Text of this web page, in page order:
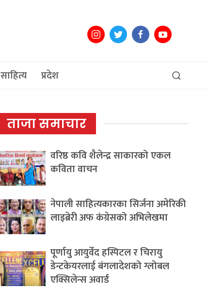
साहित्य प्रदेश
ताजा समाचार
वरिष्ठ कवि शैलेन्द्र साकारको एकल
कविता वाचन
नेपाली साहित्यकारका सिर्जना अमेरिकी
लाइब्रेरी अफ कंग्रेसको अभिलेखमा
पूर्णायु आयुर्वेद हस्पिटल र चिरायु
डेन्टकेयरलाई बंगलादेशको ग्लोबल
एक्सिलेन्स अवार्ड